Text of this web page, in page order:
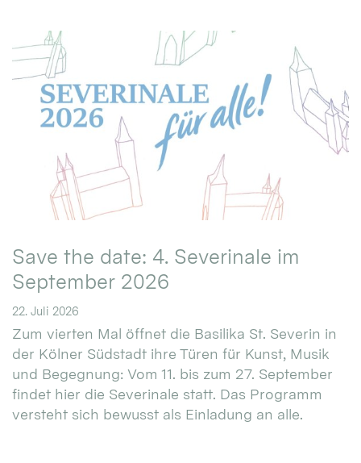
Save the date: 4. Severinale im
September 2026
22. Juli 2026
Zum vierten Mal öffnet die Basilika St. Severin in
der Kölner Südstadt ihre Türen für Kunst, Musik
und Begegnung: Vom 11. bis zum 27. September
findet hier die Severinale statt. Das Programm
versteht sich bewusst als Einladung an alle.